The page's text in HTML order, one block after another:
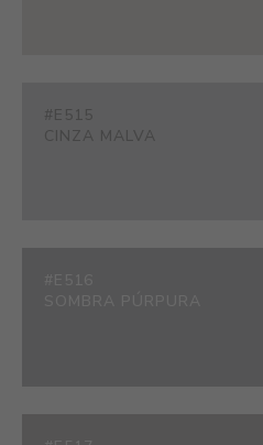
#E515
CINZA MALVA